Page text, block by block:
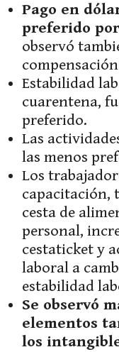
Pago en
preferido
observó
Estabilidad
cuarentena,
preferido.
Las
las menos
Los
capacitación,
cesta de
personal,
cestaticket y
laboral a
estabilidad
Se observó
elementos
los